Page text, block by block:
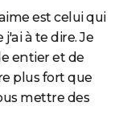
est celui qui
à te dire. Je
entier et de
plus fort que
mettre des